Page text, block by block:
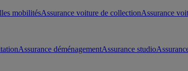
mobilitésAssurance voiture de collectionAssurance
Assurance déménagementAssurance studio